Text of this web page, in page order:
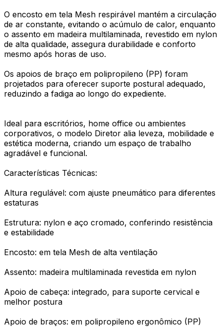
O encosto em tela Mesh respirável mantém a circulação
de ar constante, evitando o acúmulo de calor, enquanto
o assento em madeira multilaminada, revestido em nylon
de alta qualidade, assegura durabilidade e conforto
mesmo após horas de uso.
Os apoios de braço em polipropileno (PP) foram
projetados para oferecer suporte postural adequado,
reduzindo a fadiga ao longo do expediente.
Ideal para escritórios, home office ou ambientes
corporativos, o modelo Diretor alia leveza, mobilidade e
estética moderna, criando um espaço de trabalho
agradável e funcional.
Características Técnicas:
Altura regulável: com ajuste pneumático para diferentes
estaturas
Estrutura: nylon e aço cromado, conferindo resistência
e estabilidade
Encosto: em tela Mesh de alta ventilação
Assento: madeira multilaminada revestida em nylon
Apoio de cabeça: integrado, para suporte cervical e
melhor postura
Apoio de braços: em polipropileno ergonômico (PP)